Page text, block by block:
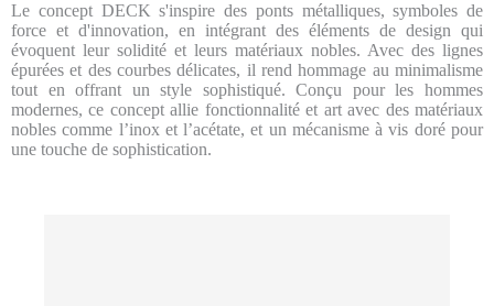
Le concept DECK s'inspire des ponts métalliques, symboles de
force et d'innovation, en intégrant des éléments de design qui
évoquent leur solidité et leurs matériaux nobles. Avec des lignes
épurées et des courbes délicates, il rend hommage au minimalisme
tout en offrant un style sophistiqué. Conçu pour les hommes
modernes, ce concept allie fonctionnalité et art avec des matériaux
nobles comme l’inox et l’acétate, et un mécanisme à vis doré pour
une touche de sophistication.